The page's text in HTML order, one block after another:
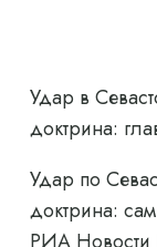
Удар в
доктрина:
Удар по
доктрина: